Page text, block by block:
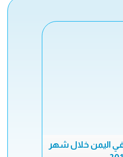
في اليمن خلال شهر